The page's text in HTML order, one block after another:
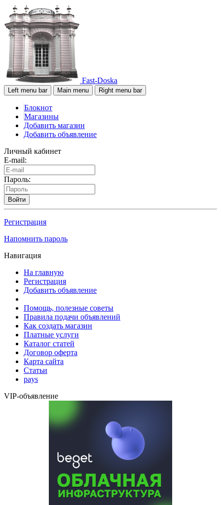
Fast-Doska
Left menu bar Main menu Right menu bar
Блокнот
Магазины
Добавить магазин
Добавить объявление
Личный кабинет
E-mail:
Пароль:
Войти
Регистрация
Напомнить пароль
Навигация
На главную
Регистрация
Добавить объявление
Помощь, полезные советы
Правила подачи объявлений
Как создать магазин
Платные услуги
Каталог статей
Договор оферта
Карта сайта
Статьи
pays
VIP-объявление